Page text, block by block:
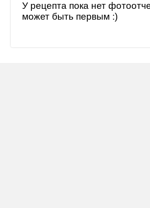
У рецепта пока нет
может быть первым :)